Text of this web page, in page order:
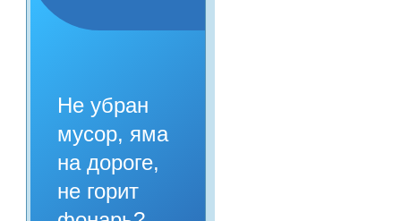
Не убран
мусор, яма
на дороге,
не горит